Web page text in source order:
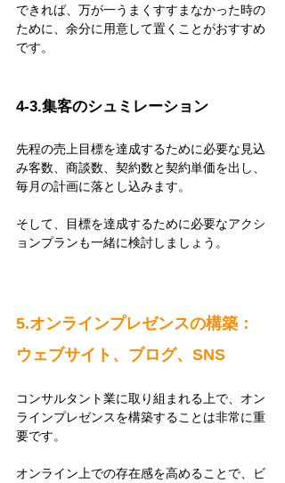
できれば、万が一うまくすすまなかった時の
ために、余分に用意して置くことがおすすめ
です。
4-3.集客のシュミレーション
先程の売上目標を達成するために必要な見込
み客数、商談数、契約数と契約単価を出し、
毎月の計画に落とし込みます。
そして、目標を達成するために必要なアクシ
ョンプランも一緒に検討しましょう。
5.オンラインプレゼンスの構築：
ウェブサイト、ブログ、SNS
コンサルタント業に取り組まれる上で、オン
ラインプレゼンスを構築することは非常に重
要です。
オンライン上での存在感を高めることで、ビ